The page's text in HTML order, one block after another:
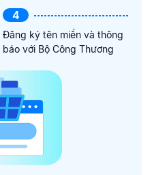
4
Đăng ký tên miền và thông
báo với Bộ Công Thương